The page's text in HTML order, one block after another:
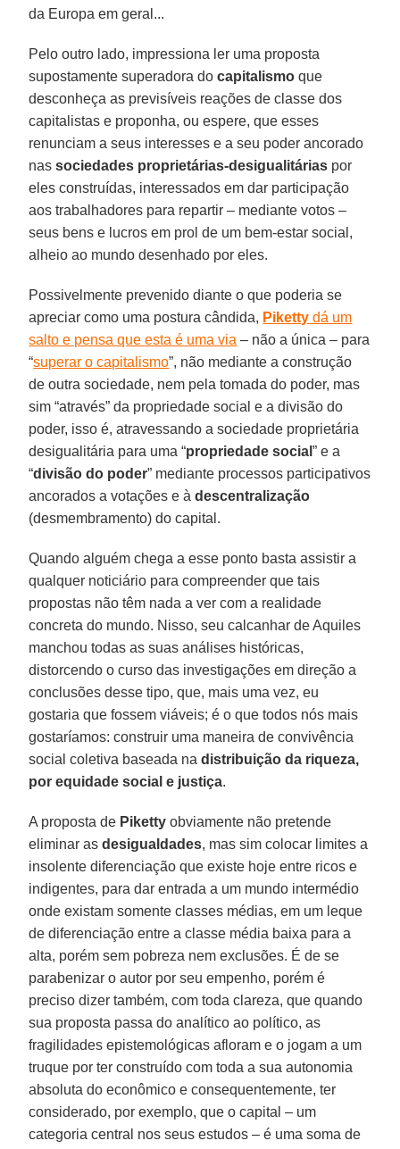
da Europa em geral...
Pelo outro lado, impressiona ler uma proposta
supostamente superadora docapitalismo que
desconheça as previsíveis reações de classe dos
capitalistas e proponha, ou espere, que esses
renunciam a seus interesses e a seu poder ancorado
nassociedades proprietárias-desigualitárias por
eles construídas, interessados em dar participação
aos trabalhadores para repartir – mediante votos –
seus bens e lucros em prol de um bem-estar social,
alheio ao mundo desenhado por eles.
Possivelmente prevenido diante o que poderia se
apreciar como uma postura cândida, Piketty dá um
salto e pensa que esta é uma via – não a única – para
“superar o capitalismo”, não mediante a construção
de outra sociedade, nem pela tomada do poder, mas
sim “através” da propriedade social e a divisão do
poder, isso é, atravessando a sociedade proprietária
desigualitária para uma “propriedade social” e a
“divisão do poder” mediante processos participativos
ancorados a votações e àdescentralização
(desmembramento) do capital.
Quando alguém chega a esse ponto basta assistir a
qualquer noticiário para compreender que tais
propostas não têm nada a ver com a realidade
concreta do mundo. Nisso, seu calcanhar de Aquiles
manchou todas as suas análises históricas,
distorcendo o curso das investigações em direção a
conclusões desse tipo, que, mais uma vez, eu
gostaria que fossem viáveis; é o que todos nós mais
gostaríamos: construir uma maneira de convivência
social coletiva baseada nadistribuição da riqueza,
por equidade social e justiça.
A proposta de Piketty obviamente não pretende
eliminar asdesigualdades, mas sim colocar limites a
insolente diferenciação que existe hoje entre ricos e
indigentes, para dar entrada a um mundo intermédio
onde existam somente classes médias, em um leque
de diferenciação entre a classe média baixa para a
alta, porém sem pobreza nem exclusões. É de se
parabenizar o autor por seu empenho, porém é
preciso dizer também, com toda clareza, que quando
sua proposta passa do analítico ao político, as
fragilidades epistemológicas afloram e o jogam a um
truque por ter construído com toda a sua autonomia
absoluta do econômico e consequentemente, ter
considerado, por exemplo, que o capital – um
categoria central nos seus estudos – é uma soma de